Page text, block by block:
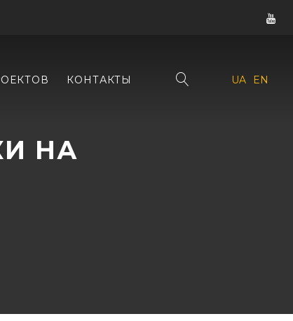
UA EN
КОНТАКТЫ
НА